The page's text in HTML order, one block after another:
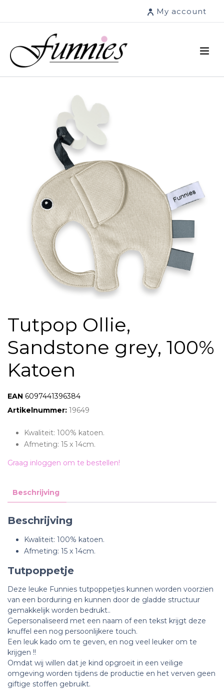
My account
Tutpop Ollie,
Sandstone grey, 100%
Katoen
6097441396384
6097441396384
Artikelnummer: 19649
Kwaliteit: 100% katoen.
Afmeting: 15 x 14cm.
Graag inloggen om te bestellen!
Beschrijving
Beschrijving
Kwaliteit: 100% katoen.
Afmeting: 15 x 14cm.
Tutpoppetje
Deze leuke Funnies tutpoppetjes kunnen worden voorzien
van een borduring en kunnen door de gladde structuur
gemakkelijk worden bedrukt..
Gepersonaliseerd met een naam of een tekst krijgt deze
knuffel een nog persoonlijkere touch.
Een leuk kado om te geven, en nog veel leuker om te
krijgen !!
Omdat wij willen dat je kind opgroeit in een veilige
omgeving worden tijdens de productie en het verven geen
giftige stoffen gebruikt.